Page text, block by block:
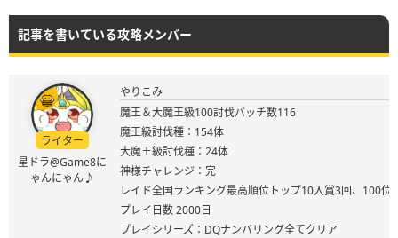
記事を書いている攻略メンバー
ライター
星ドラ@Game8に
ゃんにゃん♪
やりこみ
魔王＆大魔王級100討伐バッチ数116
魔王級討伐種：154体
大魔王級討伐種：24体
神様チャレンジ：完
レイド全国ランキング最高順位トップ10入賞3回、100位
プレイ日数 2000日
プレイシリーズ：DQナンバリング全てクリア